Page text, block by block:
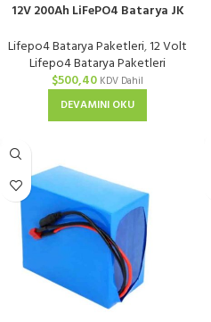
12V 200Ah LiFePO4 Batarya JK
Lifepo4 Batarya Paketleri,12 Volt
Lifepo4 Batarya Paketleri
$500,40 KDV Dahil
DEVAMINI OKU